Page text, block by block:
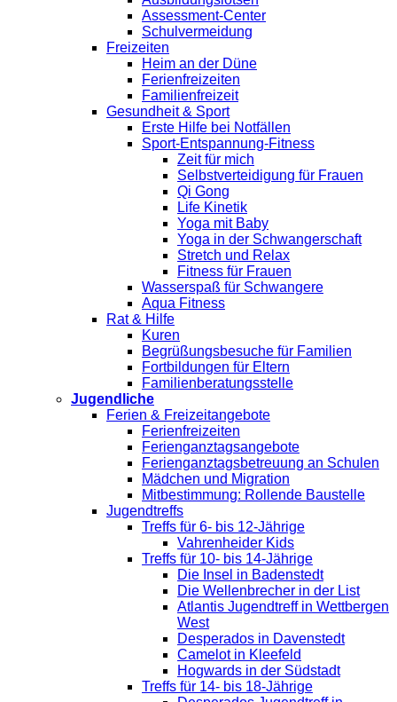
Assessment-Center
Schulvermeidung
Freizeiten
Heim an der Düne
Ferienfreizeiten
Familienfreizeit
Gesundheit & Sport
Erste Hilfe bei Notfällen
Sport-Entspannung-Fitness
Zeit für mich
Selbstverteidigung für Frauen
Qi Gong
Life Kinetik
Yoga mit Baby
Yoga in der Schwangerschaft
Stretch und Relax
Fitness für Frauen
Wasserspaß für Schwangere
Aqua Fitness
Rat & Hilfe
Kuren
Begrüßungsbesuche für Familien
Fortbildungen für Eltern
Familienberatungsstelle
Jugendliche
Ferien & Freizeitangebote
Ferienfreizeiten
Ferienganztagsangebote
Ferienganztagsbetreuung an Schulen
Mädchen und Migration
Mitbestimmung: Rollende Baustelle
Jugendtreffs
Treffs für 6- bis 12-Jährige
Vahrenheider Kids
Treffs für 10- bis 14-Jährige
Die Insel in Badenstedt
Die Wellenbrecher in der List
Atlantis Jugendtreff in Wettbergen
West
Desperados in Davenstedt
Camelot in Kleefeld
Hogwards in der Südstadt
Treffs für 14- bis 18-Jährige